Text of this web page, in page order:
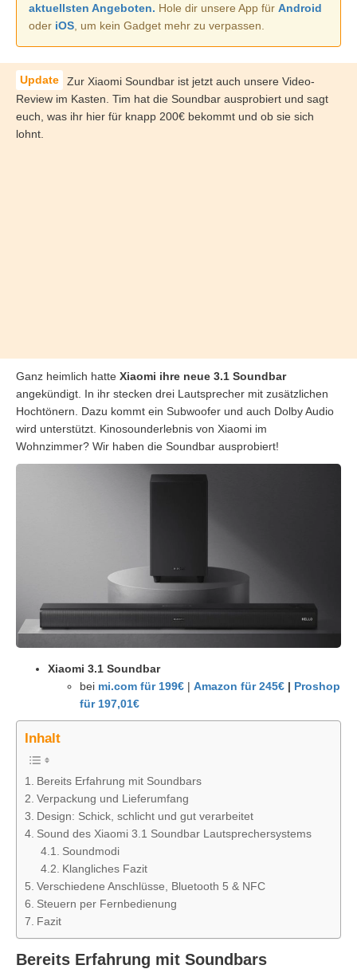
aktuellsten Angeboten. Hole dir unsere App für Android
oder iOS , um kein Gadget mehr zu verpassen.
Zur Xiaomi Soundbar ist jetzt auch unsere Video-
Review im Kasten. Tim hat die Soundbar ausprobiert und sagt
euch, was ihr hier für knapp 200€ bekommt und ob sie sich
lohnt.
Ganz heimlich hatte Xiaomi ihre neue 3.1 Soundbar
angekündigt. In ihr stecken drei Lautsprecher mit zusätzlichen
Hochtönern. Dazu kommt ein Subwoofer und auch Dolby Audio
wird unterstützt. Kinosounderlebnis von Xiaomi im
Wohnzimmer? Wir haben die Soundbar ausprobiert!
Xiaomi 3.1 Soundbar
bei mi.com für 199€ | Amazon für245€ | Proshop
für 197,01€
Inhalt
Bereits Erfahrung mit Soundbars
Verpackung und Lieferumfang
Design: Schick, schlicht und gut verarbeitet
Sound des Xiaomi 3.1 Soundbar Lautsprechersystems
Soundmodi
Klangliches Fazit
Verschiedene Anschlüsse, Bluetooth 5 & NFC
Steuern per Fernbedienung
Fazit
Bereits Erfahrung mit Soundbars